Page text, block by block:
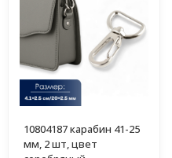
10804187 карабин 41-25
мм, 2 шт, цвет